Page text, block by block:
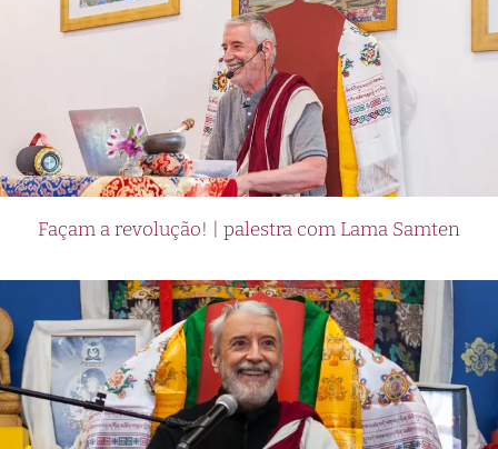
Façam a revolução! | palestra com Lama Samten